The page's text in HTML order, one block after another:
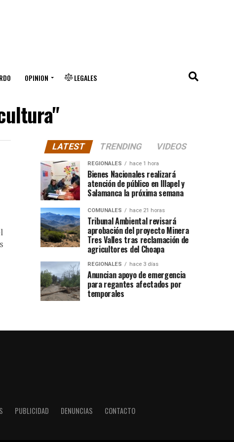
OPINION LEGALES
LATEST TRENDING VIDEOS
REGIONALES hace 1 hora
Bienes Nacionales realizará
atención de público en Illapel y
Salamanca la próxima semana
COMUNALES hace 21 horas
Tribunal Ambiental revisará
aprobación del proyecto Minera
Tres Valles tras reclamación de
agricultores del Choapa
REGIONALES hace 3 días
Anuncian apoyo de emergencia
para regantes afectados por
temporales
PUBLICIDAD DENUNCIAS CONTACTO